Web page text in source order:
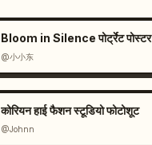
Bloom in Silence पोर्ट्रेट पोस्टर
@小小东
कोरियन हाई फैशन स्टूडियो फोटोशूट
@Johnn